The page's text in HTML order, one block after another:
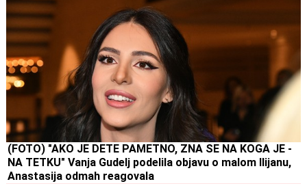
(FOTO) "AKO JE DETE PAMETNO, ZNA SE NA KOGA JE -
NA TETKU" Vanja Gudelj podelila objavu o malom Ilijanu,
Anastasija odmah reagovala